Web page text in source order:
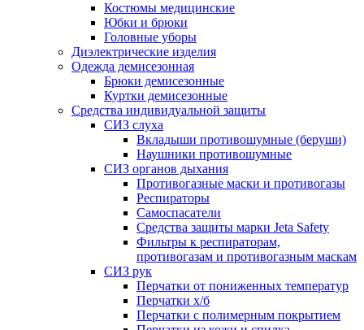
Костюмы медицинские
Юбки и брюки
Головные уборы
Диэлектрические изделия
Одежда демисезонная
Брюки демисезонные
Куртки демисезонные
Средства индивидуальной защиты
СИЗ слуха
Вкладыши противошумные (беруши)
Наушники противошумные
СИЗ органов дыхания
Противогазные маски и противогазы
Респираторы
Самоспасатели
Средства защиты марки Jeta Safety
Фильтры к респираторам,
противогазам и противогазным маскам
СИЗ рук
Перчатки от пониженных температур
Перчатки х/б
Перчатки с полимерным покрытием